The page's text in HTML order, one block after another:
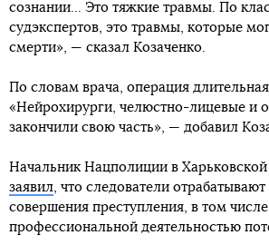
сознании... Это тяжкие травмы. По
судэкспертов, это травмы, которые
смерти», — сказал Козаченко.
По словам врача, операция
«Нейрохирурги, челюстно-лицевые и
закончили свою часть», — добавил
Начальник Нацполиции в
заявил, что следователи
совершения преступления, в том
профессиональной деятельностью